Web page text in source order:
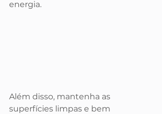
energia.
Além disso, mantenha as
superfícies limpas e bem